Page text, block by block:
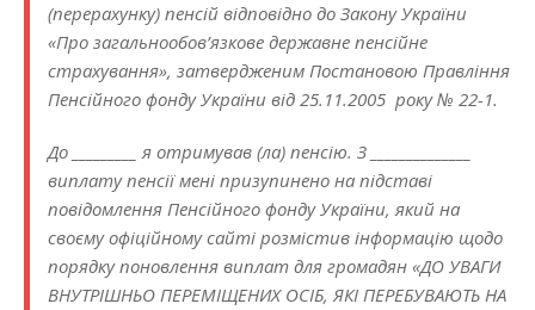
(перерахунку) пенсій відповідно до Закону України
«Про загальнообов’язкове державне пенсійне
страхування», затвердженим Постановою Правління
Пенсійного фонду України від 25.11.2005 року № 22-1.
До _________ я отримував (ла) пенсію. З ______________
виплату пенсії мені призупинено на підставі
повідомлення Пенсійного фонду України, який на
своєму офіційному сайті розмістив інформацію щодо
порядку поновлення виплат для громадян «ДО УВАГИ
ВНУТРІШНЬО ПЕРЕМІЩЕНИХ ОСІБ, ЯКІ ПЕРЕБУВАЮТЬ НА